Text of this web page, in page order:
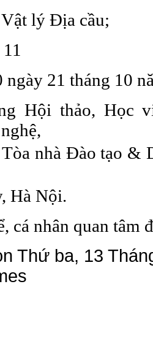
Vật lý Địa cầu;
ngày 21 tháng 10
Hội thảo, Học
nghệ,
nhà Đào tạo &
Hà Nội.
cá nhân quan tâm
Thứ ba, 13